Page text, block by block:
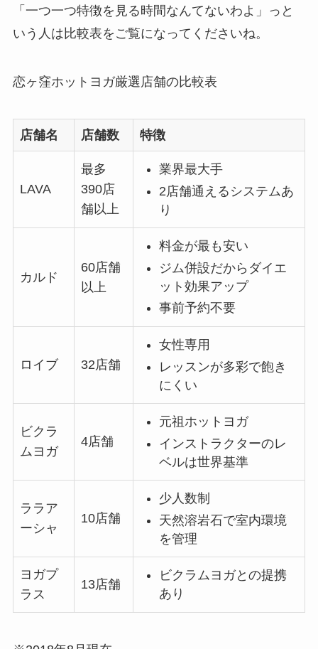
「一つ一つ特徴を見る時間なんてないわよ」っと
いう人は比較表をご覧になってくださいね。
恋ヶ窪ホットヨガ厳選店舗の比較表
店舗名 店舗数 特徴
LAVA
最多
390店
舗以上
業界最大手
2店舗通えるシステムあ
り
カルド
60店舗
以上
料金が最も安い
ジム併設だからダイエ
ット効果アップ
事前予約不要
ロイブ 32店舗
女性専用
レッスンが多彩で飽き
にくい
ビクラ
ムヨガ
4店舗
元祖ホットヨガ
インストラクターのレ
ベルは世界基準
ララア
ーシャ
10店舗
少人数制
天然溶岩石で室内環境
を管理
ヨガプ
ラス
13店舗
ビクラムヨガとの提携
あり